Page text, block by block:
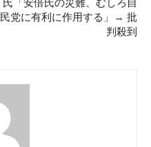
氏「安倍氏の災難、むしろ自
民党に有利に作用する」→ 批
判殺到